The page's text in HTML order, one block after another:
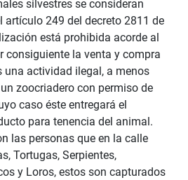
silvestres se consideran
artículo 249 del decreto 2811 de
está prohibida acorde al
consiguiente la venta y compra
una actividad ilegal, a menos
zoocriadero con permiso de
caso éste entregará el
para tenencia del animal.
las personas que en la calle
Tortugas, Serpientes,
y Loros, estos son capturados